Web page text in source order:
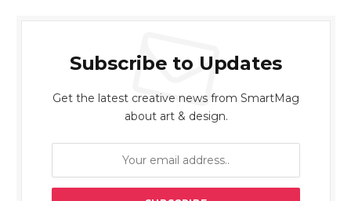
Subscribe to Updates
Get the latest creative news from SmartMag
about art & design.